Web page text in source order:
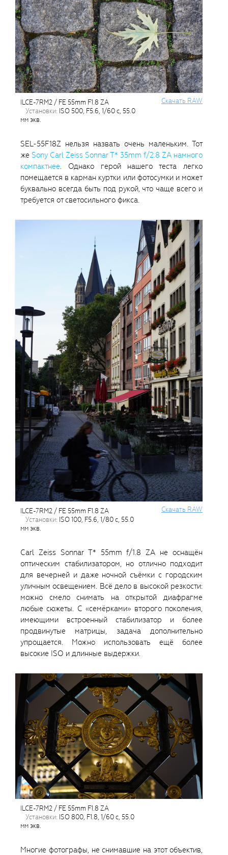
ILCE-7RM2 / FE 55mm F1.8 ZA
установки: ISO 500, F5.6, 1/60 с, 55.0
мм экв.
Cкачать RAW
SEL-55F18Z нельзя назвать очень маленьким. Тот
же Sony Carl Zeiss Sonnar T* 35mm f/2.8 ZA намного
компактнее. Однако герой нашего теста легко
помещается в карман куртки или фотосумки и может
буквально всегда быть под рукой, что чаще всего и
требуется от светосильного фикса.
ILCE-7RM2 / FE 55mm F1.8 ZA
установки: ISO 100, F5.6, 1/80 с, 55.0
мм экв.
Cкачать RAW
Carl Zeiss Sonnar T* 55mm f/1.8 ZA не оснащён
оптическим стабилизатором, но отлично подходит
для вечерней и даже ночной съёмки с городским
уличным освещением. Всё дело в высокой резкости:
можно смело снимать на открытой диафрагме
любые сюжеты. С «семёрками» второго поколения,
имеющими встроенный стабилизатор и более
продвинутые матрицы, задача дополнительно
упрощается. Можно использовать ещё более
высокие ISO и длинные выдержки.
ILCE-7RM2 / FE 55mm F1.8 ZA
установки: ISO 800, F1.8, 1/60 с, 55.0
мм экв.
Многие фотографы, не снимавшие на этот объектив,